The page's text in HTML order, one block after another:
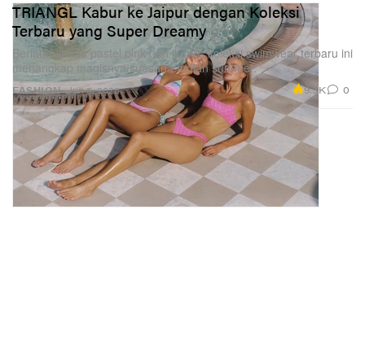
FASHION
TRIANGL Kabur ke Jaipur dengan Koleksi
Terbaru yang Super Dreamy
Berlatar istana pastel pink nan ikonis, koleksi swimwear terbaru ini
menangkap magisnya suasana Indian summer.
Jun 5, 2026 9.3K 0